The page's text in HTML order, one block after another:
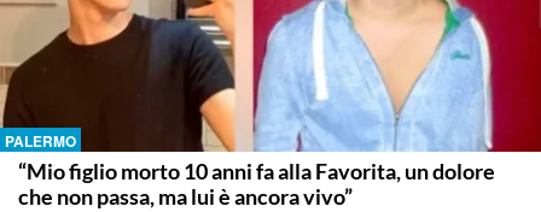
PALERMO
“Mio figlio morto 10 anni fa alla Favorita, un dolore
che non passa, ma lui è ancora vivo”